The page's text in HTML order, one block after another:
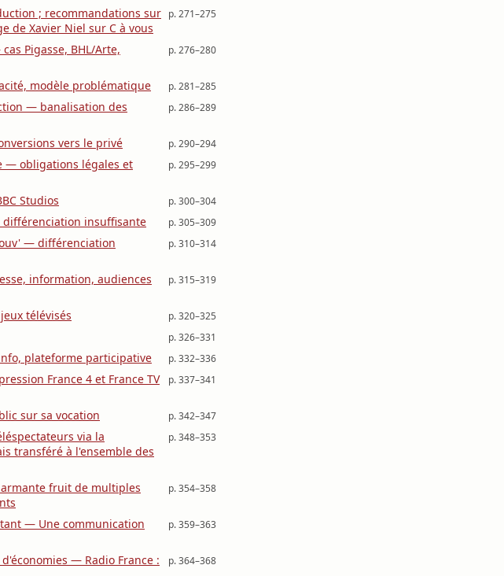
; recommandations sur
de Xavier Niel sur C à vous
p. 271–275
Pigasse, BHL/Arte,
p. 276–280
modèle problématique
p. 281–285
— banalisation des
p. 286–289
vers le privé
p. 290–294
— obligations légales et
p. 295–299
Studios
p. 300–304
insuffisante
p. 305–309
— différenciation
p. 310–314
information, audiences
p. 315–319
télévisés
p. 320–325
p. 326–331
plateforme participative
p. 332–336
France 4 et France TV
p. 337–341
sur sa vocation
p. 342–347
via la
transféré à l'ensemble des
p. 348–353
fruit de multiples
p. 354–358
— Une communication
p. 359–363
— Radio France :
p. 364–368